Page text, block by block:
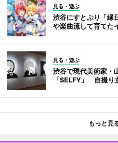
見る・遊ぶ
渋谷にすとぷり「縁
や楽曲流して育てた
見る・遊ぶ
渋谷で現代美術家・
「SELFY」 自撮り
もっと見